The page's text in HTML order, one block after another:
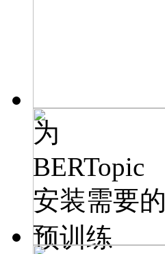
为
BERTopic
安装需要的
预训练